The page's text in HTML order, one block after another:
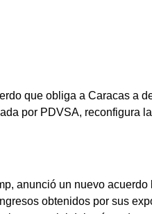
que obliga a Caracas a
por PDVSA, reconfigura
anunció un nuevo
obtenidos por sus